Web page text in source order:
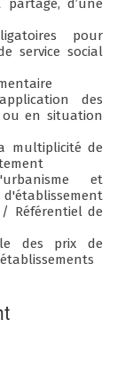
d’une
pour
service social
des
ou en situation
multiplicité de
et
Référentiel de
des prix de